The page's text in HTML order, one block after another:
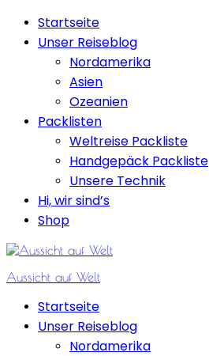
Skip
content
Startseite
Unser Reiseblog
Nordamerika
Asien
Ozeanien
Packlisten
Weltreise Packliste
Handgepäck Packliste
Unsere Technik
Hi, wir sind’s
Shop
Aussicht auf Welt
Startseite
Unser Reiseblog
Nordamerika